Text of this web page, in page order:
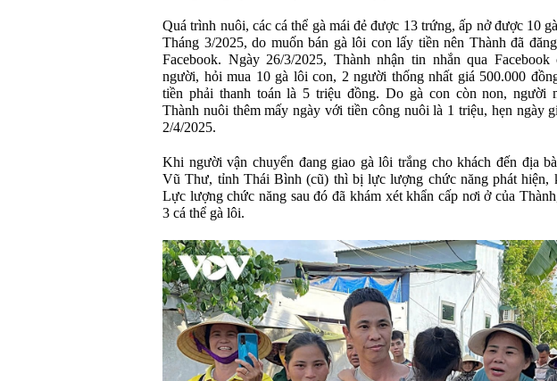
Quá trình nuôi, các cá thể gà mái đẻ được 13 trứng, ấp nở được 10
Tháng 3/2025, do muốn bán gà lôi con lấy tiền nên Thành đã
Facebook. Ngày 26/3/2025, Thành nhận tin nhắn qua Facebook
người, hỏi mua 10 gà lôi con, 2 người thống nhất giá 500.000
tiền phải thanh toán là 5 triệu đồng. Do gà con còn non, người
Thành nuôi thêm mấy ngày với tiền công nuôi là 1 triệu, hẹn ngày
2/4/2025.
Khi người vận chuyển đang giao gà lôi trắng cho khách đến địa
Vũ Thư, tỉnh Thái Bình (cũ) thì bị lực lượng chức năng phát hiện,
Lực lượng chức năng sau đó đã khám xét khẩn cấp nơi ở của
3 cá thể gà lôi.